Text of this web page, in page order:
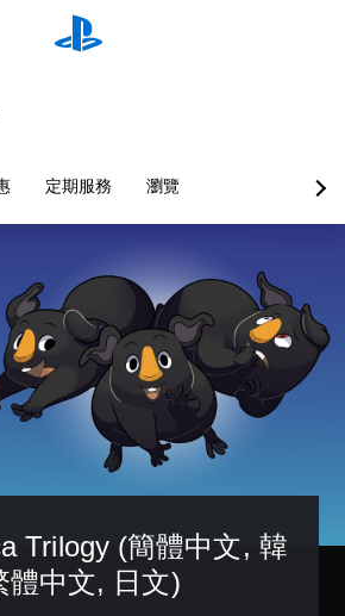
定期服務 瀏覽
Trilogy (簡體中文, 韓
體中文, 日文)